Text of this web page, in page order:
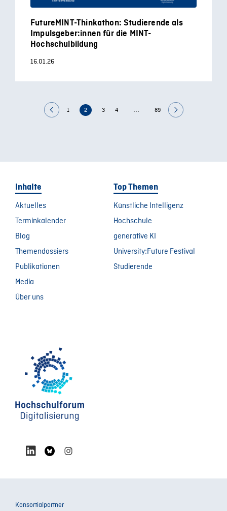
FutureMINT-Thinkathon: Studierende als
Impulsgeber:innen für die MINT-
Hochschulbildung
16.01.26
1 2 3 4 ... 89
Inhalte
Aktuelles
Terminkalender
Blog
Themendossiers
Publikationen
Media
Über uns
Top Themen
Künstliche Intelligenz
Hochschule
generative KI
University:Future Festival
Studierende
Konsortialpartner